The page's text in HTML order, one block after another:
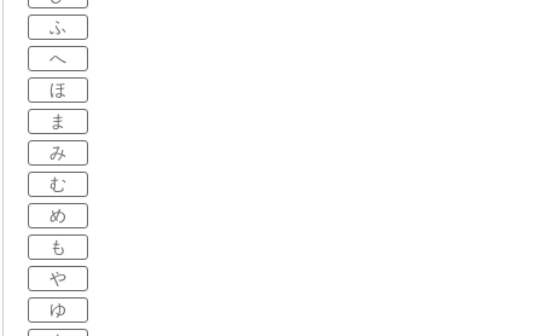
ふ
へ
ほ
ま
み
む
め
も
や
ゆ